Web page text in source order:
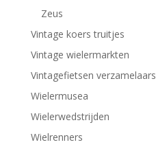
Zeus
Vintage koers truitjes
Vintage wielermarkten
Vintagefietsen verzamelaars
Wielermusea
Wielerwedstrijden
Wielrenners